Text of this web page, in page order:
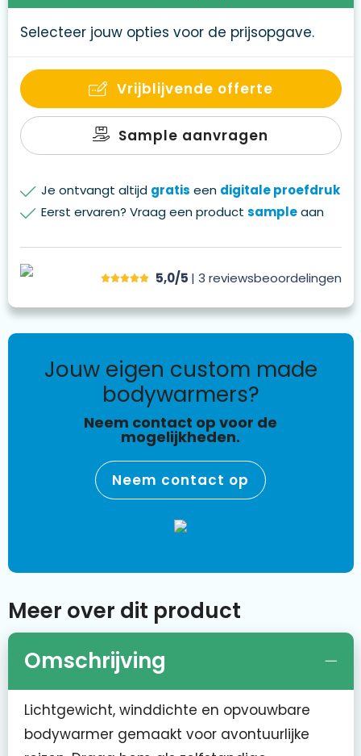
Selecteer jouw opties voor de prijsopgave.
Vrijblijvende offerte
Sample aanvragen
Je ontvangt altijd gratis een digitale proefdruk
Eerst ervaren? Vraag een product sampleaan
5,0/5 | 3 reviewsbeoordelingen
jouw eigen custom made
bodywarmers?
Neem contact op voor de
mogelijkheden.
Neem contact op
Meer over dit product
Omschrijving
Lichtgewicht, winddichte en opvouwbare
bodywarmer gemaakt voor avontuurlijke